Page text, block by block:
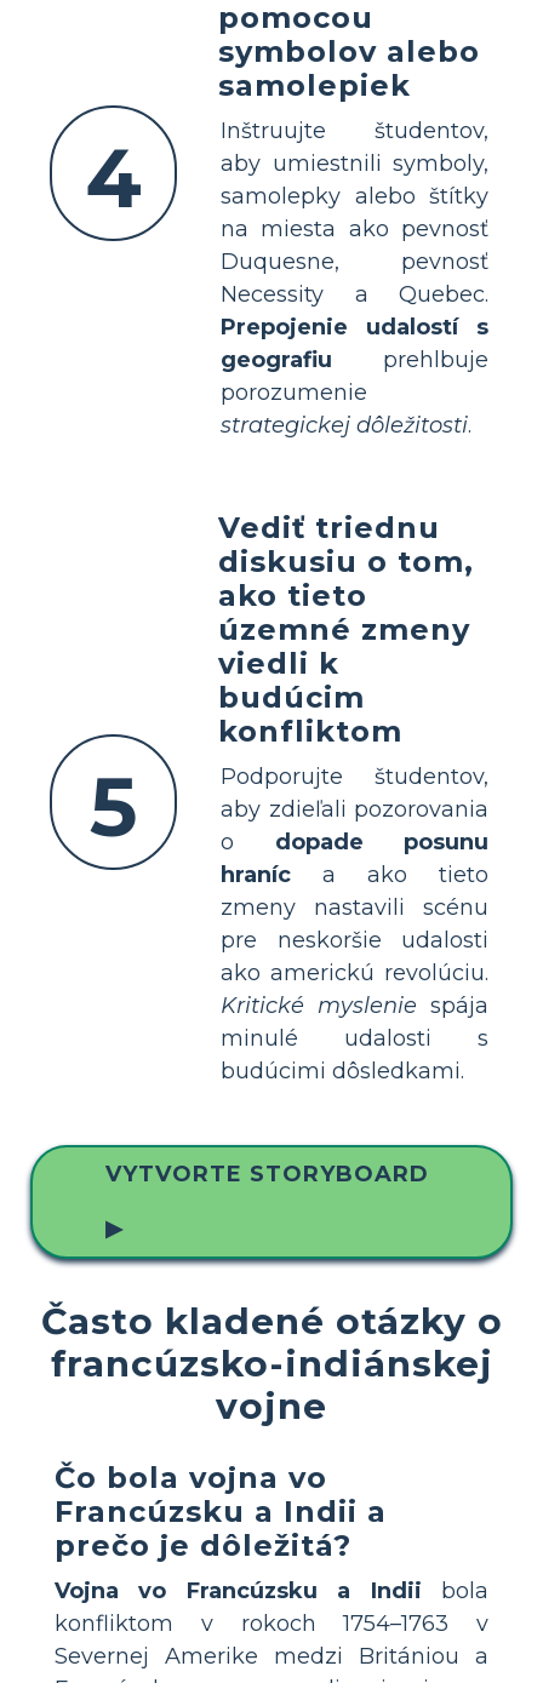
4
pomocou
symbolov alebo
samolepiek
Inštruujte študentov,
aby umiestnili symboly,
samolepky alebo štítky
na miesta ako pevnosť
Duquesne, pevnosť
Necessity a Quebec.
Prepojenie udalostí s
geografiu prehlbuje
porozumenie
strategickej dôležitosti.
5
Vediť triednu
diskusiu o tom,
ako tieto
územné zmeny
viedli k
budúcim
konfliktom
Podporujte študentov,
aby zdieľali pozorovania
o dopade posunu
hraníc a ako tieto
zmeny nastavili scénu
pre neskoršie udalosti
ako americkú revolúciu.
Kritické myslenie spája
minulé udalosti s
budúcimi dôsledkami.
VYTVORTE STORYBOARD
▶
Často kladené otázky o
francúzsko-indiánskej
vojne
Čo bola vojna vo
Francúzsku a Indii a
prečo je dôležitá?
Vojna vo Francúzsku a Indii bola
konfliktom v rokoch 1754–1763 v
Severnej Amerike medzi Britániou a